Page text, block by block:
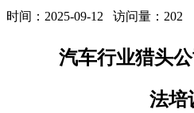
时间：2025-09-12 访问量： 202
汽车行业猎头
法培